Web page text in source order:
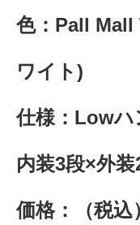
色：Pall Mall
ワイト)
仕様：Lowハ
内装3段×外装
価格：（税込